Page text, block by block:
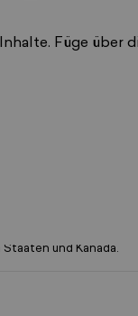
Füge über
und Kanada.